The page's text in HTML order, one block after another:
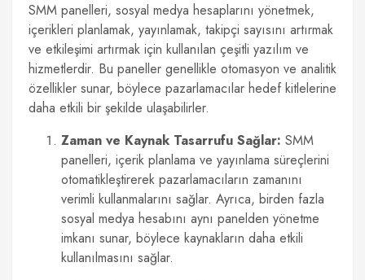
SMM panelleri, sosyal medya hesaplarını yönetmek,
içerikleri planlamak, yayınlamak, takipçi sayısını artırmak
ve etkileşimi artırmak için kullanılan çeşitli yazılım ve
hizmetlerdir. Bu paneller genellikle otomasyon ve analitik
özellikler sunar, böylece pazarlamacılar hedef kitlelerine
daha etkili bir şekilde ulaşabilirler.
Zaman ve Kaynak Tasarrufu Sağlar: SMM
panelleri, içerik planlama ve yayınlama süreçlerini
otomatikleştirerek pazarlamacıların zamanını
verimli kullanmalarını sağlar. Ayrıca, birden fazla
sosyal medya hesabını aynı panelden yönetme
imkanı sunar, böylece kaynakların daha etkili
kullanılmasını sağlar.